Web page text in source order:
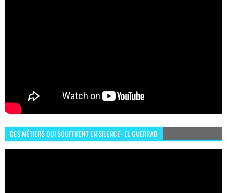
DES MÉTIERS QUI SOUFFRENT EN SILENCE- EL GUERRAB